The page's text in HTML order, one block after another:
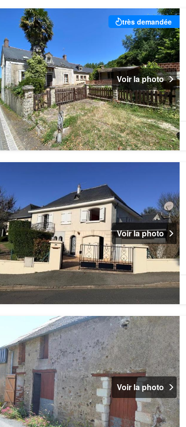
très demandée
Voir la photo
Voir la photo
Voir la photo